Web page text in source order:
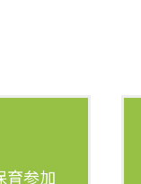
育参加